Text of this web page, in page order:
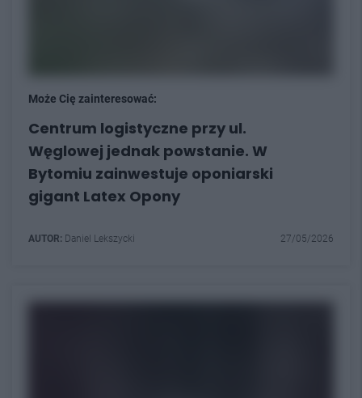
Może Cię zainteresować:
Centrum logistyczne przy ul.
Węglowej jednak powstanie. W
Bytomiu zainwestuje oponiarski
gigant Latex Opony
AUTOR: Daniel Lekszycki 27/05/2026